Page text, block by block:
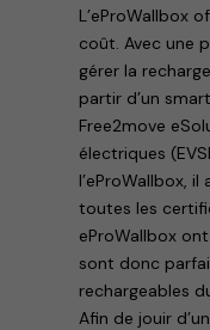
L’eProWallbox
coût. Avec une
gérer la
partir d’un
Free2move
électriques
l’eProWallbox,
toutes les
eProWallbox
sont donc
rechargeables
Afin de jouir